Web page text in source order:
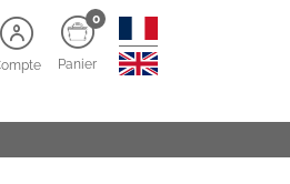
0
Panier